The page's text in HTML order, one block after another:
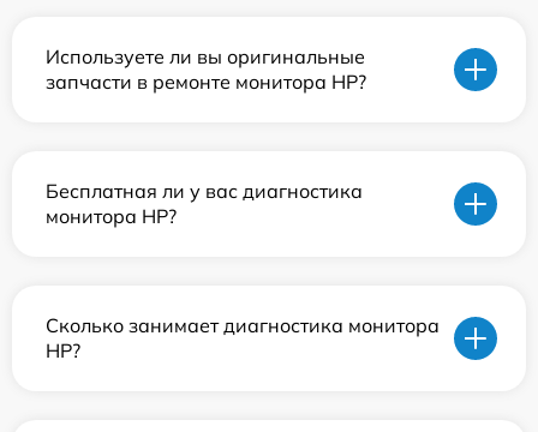
Используете ли вы оригинальные
запчасти в ремонте монитора HP?
Бесплатная ли у вас диагностика
монитора HP?
Сколько занимает диагностика монитора
HP?